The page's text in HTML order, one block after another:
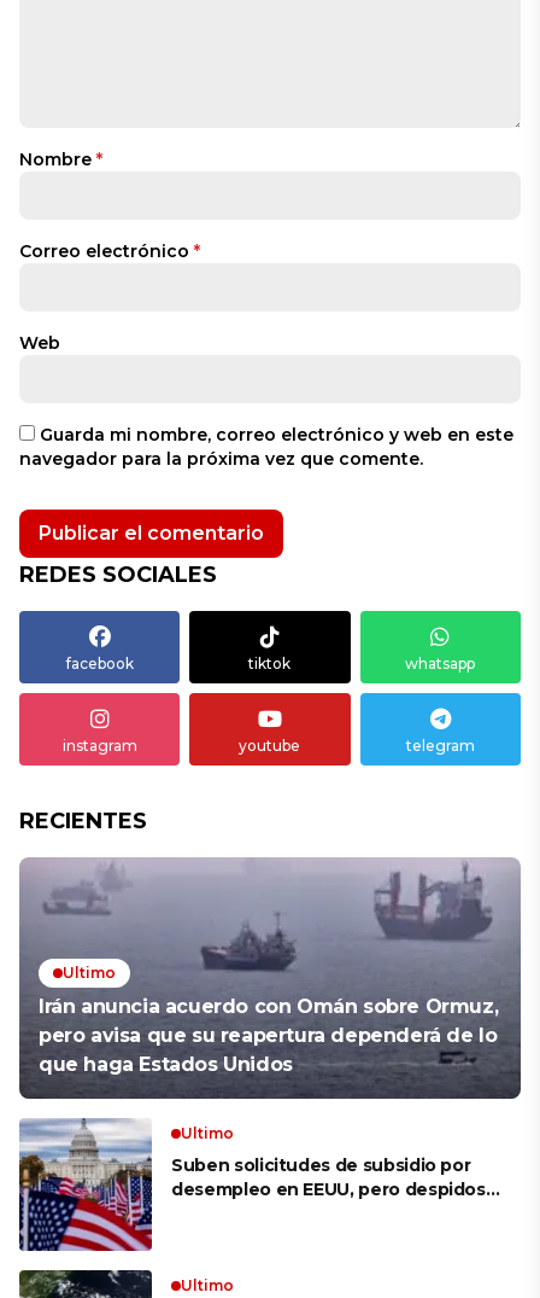
Nombre *
Correo electrónico *
Web
Guarda mi nombre, correo electrónico y web en este
navegador para la próxima vez que comente.
REDES SOCIALES
facebook tiktok whatsapp
instagram youtube telegram
RECIENTES
Ultimo
Irán anuncia acuerdo con Omán sobre Ormuz,
pero avisa que su reapertura dependerá de lo
que haga Estados Unidos
Ultimo
Suben solicitudes de subsidio por
desempleo en EEUU, pero despidos
Ultimo